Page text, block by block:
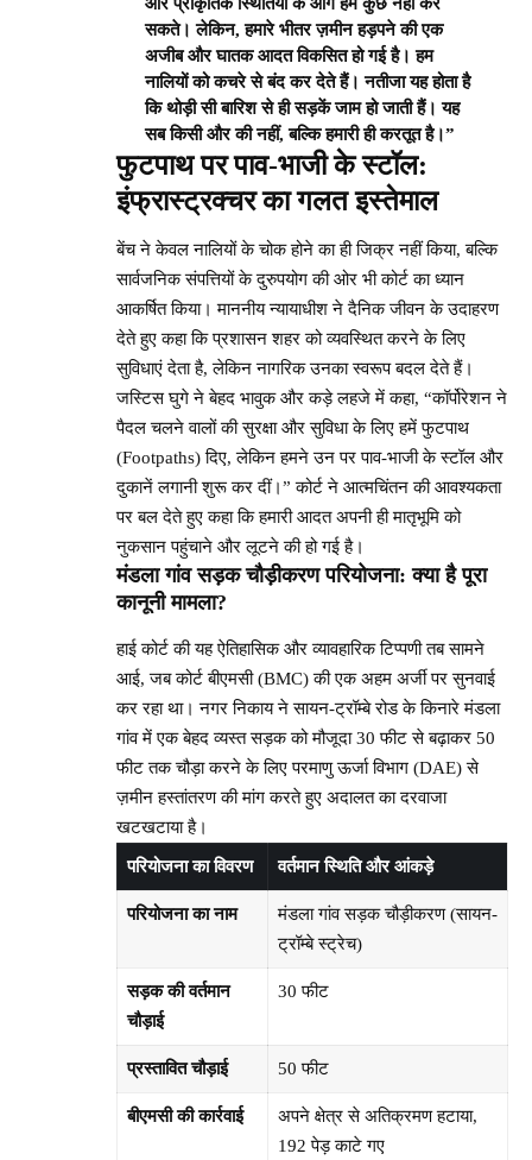
सकते। लेकिन, हमारे भीतर ज़मीन हड़पने की एक
अजीब और घातक आदत विकसित हो गई है। हम
नालियों को कचरे से बंद कर देते हैं। नतीजा यह होता है
कि थोड़ी सी बारिश से ही सड़कें जाम हो जाती हैं। यह
सब किसी और की नहीं, बल्कि हमारी ही करतूत है।”
फुटपाथ पर पाव-भाजी के स्टॉल:
इंफ्रास्ट्रक्चर का गलत इस्तेमाल
बेंच ने केवल नालियों के चोक होने का ही जिक्र नहीं किया, बल्कि
सार्वजनिक संपत्तियों के दुरुपयोग की ओर भी कोर्ट का ध्यान
आकर्षित किया। माननीय न्यायाधीश ने दैनिक जीवन के उदाहरण
देते हुए कहा कि प्रशासन शहर को व्यवस्थित करने के लिए
सुविधाएं देता है, लेकिन नागरिक उनका स्वरूप बदल देते हैं।
जस्टिस घुगे ने बेहद भावुक और कड़े लहजे में कहा, “कॉर्पोरेशन ने
पैदल चलने वालों की सुरक्षा और सुविधा के लिए हमें फुटपाथ
(Footpaths) दिए, लेकिन हमने उन पर पाव-भाजी के स्टॉल और
दुकानें लगानी शुरू कर दीं।” कोर्ट ने आत्मचिंतन की आवश्यकता
पर बल देते हुए कहा कि हमारी आदत अपनी ही मातृभूमि को
नुकसान पहुंचाने और लूटने की हो गई है।
मंडला गांव सड़क चौड़ीकरण परियोजना: क्या है पूरा
कानूनी मामला?
हाई कोर्ट की यह ऐतिहासिक और व्यावहारिक टिप्पणी तब सामने
आई, जब कोर्ट बीएमसी (BMC) की एक अहम अर्जी पर सुनवाई
कर रहा था। नगर निकाय ने सायन-ट्रॉम्बे रोड के किनारे मंडला
गांव में एक बेहद व्यस्त सड़क को मौजूदा 30 फीट से बढ़ाकर 50
फीट तक चौड़ा करने के लिए परमाणु ऊर्जा विभाग (DAE) से
ज़मीन हस्तांतरण की मांग करते हुए अदालत का दरवाजा
खटखटाया है।
परियोजना का विवरण वर्तमान स्थिति और आंकड़े
परियोजना का नाम
मंडला गांव सड़क चौड़ीकरण (सायन-
ट्रॉम्बे स्ट्रेच)
सड़क की वर्तमान
चौड़ाई
30 फीट
प्रस्तावित चौड़ाई 50 फीट
बीएमसी की कार्रवाई
अपने क्षेत्र से अतिक्रमण हटाया,
192 पेड़ काटे गए